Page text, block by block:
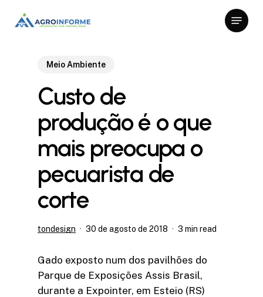
Menu
Meio Ambiente
Custo de
produção é o que
mais preocupa o
pecuarista de
corte
tondesign 30 de agosto de 2018 3 min read
Gado exposto num dos pavilhões do
Parque de Exposições Assis Brasil,
durante a Expointer, em Esteio (RS)